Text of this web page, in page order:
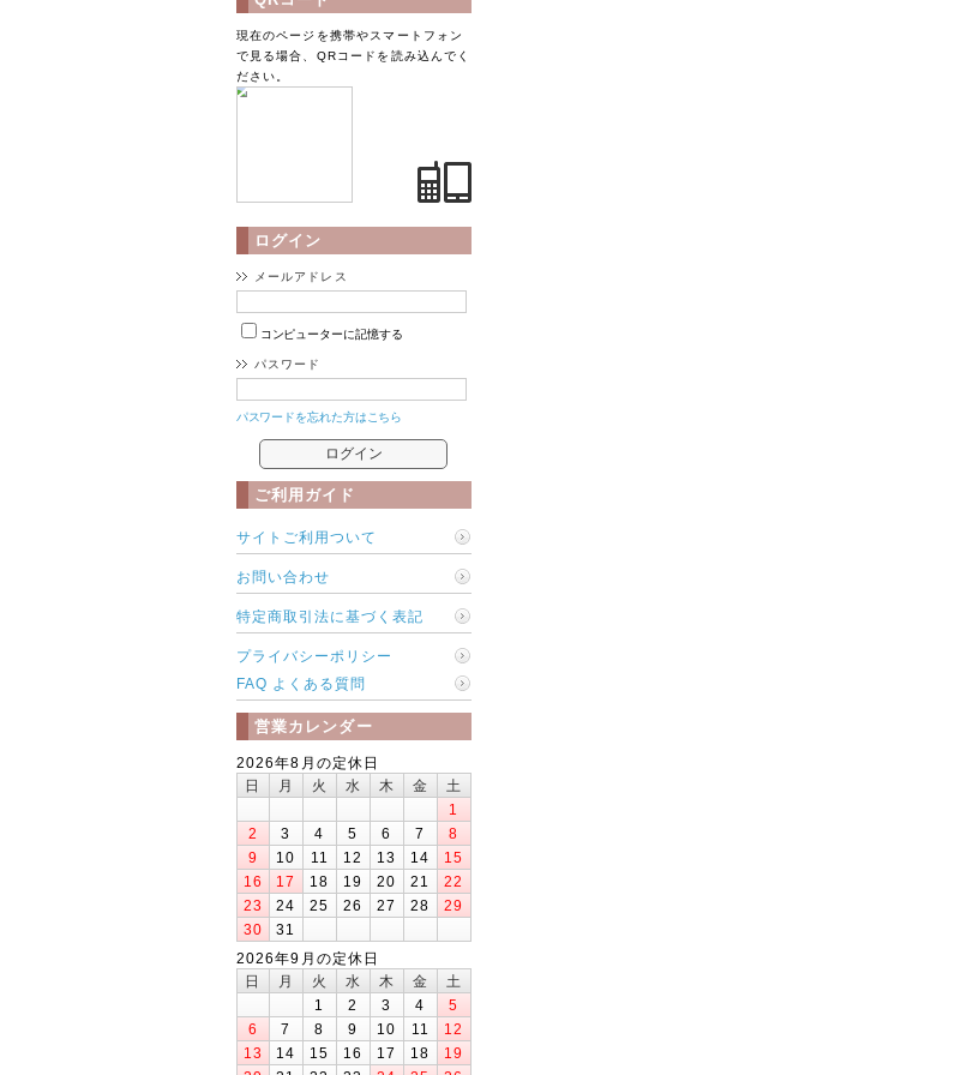
現在のページを携帯やスマートフォン
で見る場合、QRコードを読み込んでく
ださい。
ログイン
メールアドレス
コンピューターに記憶する
パスワード
パスワードを忘れた方はこちら
ご利用ガイド
サイトご利用ついて
お問い合わせ
特定商取引法に基づく表記
プライバシーポリシー
FAQ よくある質問
営業カレンダー
2026年8月の定休日
日
月 火 水 木 金
土
1
2
3 4 5 6 7
8
9
10 11 12 13 14
15
16
17 18 19 20 21
22
23
24 25 26 27 28
29
30
31
2026年9月の定休日
日
月 火 水 木 金
土
1
2 3 4
5
6
7 8 9 10 11
12
13
14 15 16 17 18
19